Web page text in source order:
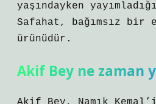
yaşındayken
Safahat, bağımsız
ürünüdür.
Akif Bey ne zaman